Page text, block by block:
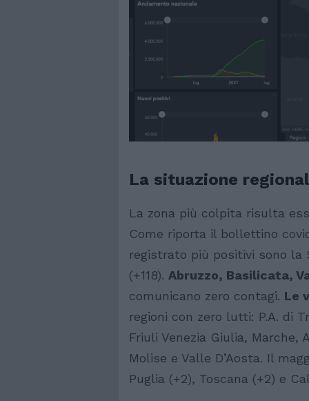
La situazione
La zona più colpita risulta
Come riporta il bollettino
registrato più positivi sono la
(+118). Abruzzo, Basilicata,
comunicano zero contagi. Le
regioni con zero lutti: P.A. di
Friuli Venezia Giulia, Marche,
Molise e Valle D’Aosta. Il
Puglia (+2), Toscana (+2) e